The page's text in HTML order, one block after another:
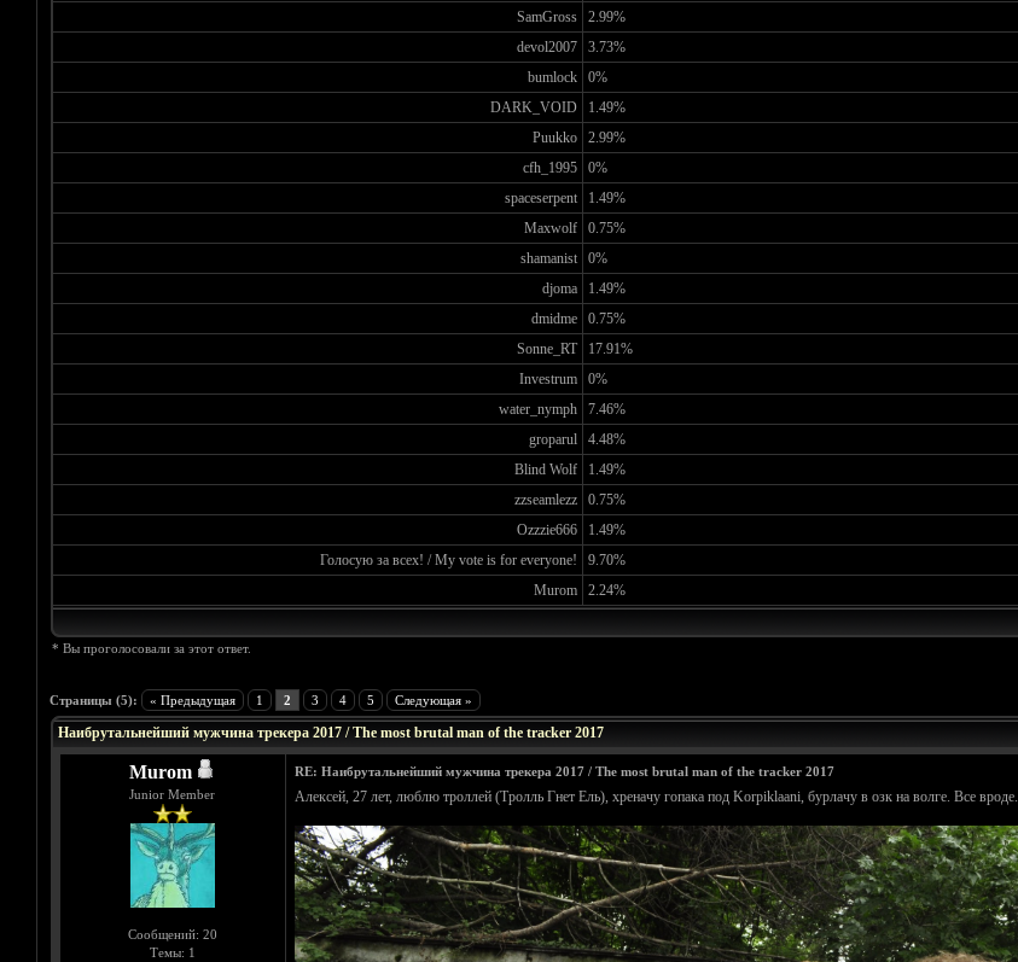
SamGross
2.99%
devol2007
3.73%
bumlock
0%
DARK_VOID
1.49%
Puukko
2.99%
cfh_1995
0%
spaceserpent
1.49%
Maxwolf
0.75%
shamanist
0%
djoma
1.49%
dmidme
0.75%
Sonne_RT
17.91%
Investrum
0%
water_nymph
7.46%
groparul
4.48%
Blind Wolf
1.49%
zzseamlezz
0.75%
Ozzzie666
1.49%
Голосую за всех! / My vote is for everyone!
9.70%
Murom
2.24%
* Вы проголосовали за этот ответ.
Страницы (5): « Предыдущая 1 2 3 4 5 Следующая »
Голосов: 4 - Средняя оценка: 5
1
2
3
4
5
Наибрутальнейший мужчина трекера 2017 / The most brutal man of the tracker 2017
Murom
Junior Member
Сообщений: 20
Темы: 1
RE: Наибрутальнейший мужчина трекера 2017 / The most brutal man of the tracker 2017
Алексей, 27 лет, люблю троллей (Тролль Гнет Ель), хреначу гопака под Korpiklaani, бурлачу в озк на волге. Все вроде.